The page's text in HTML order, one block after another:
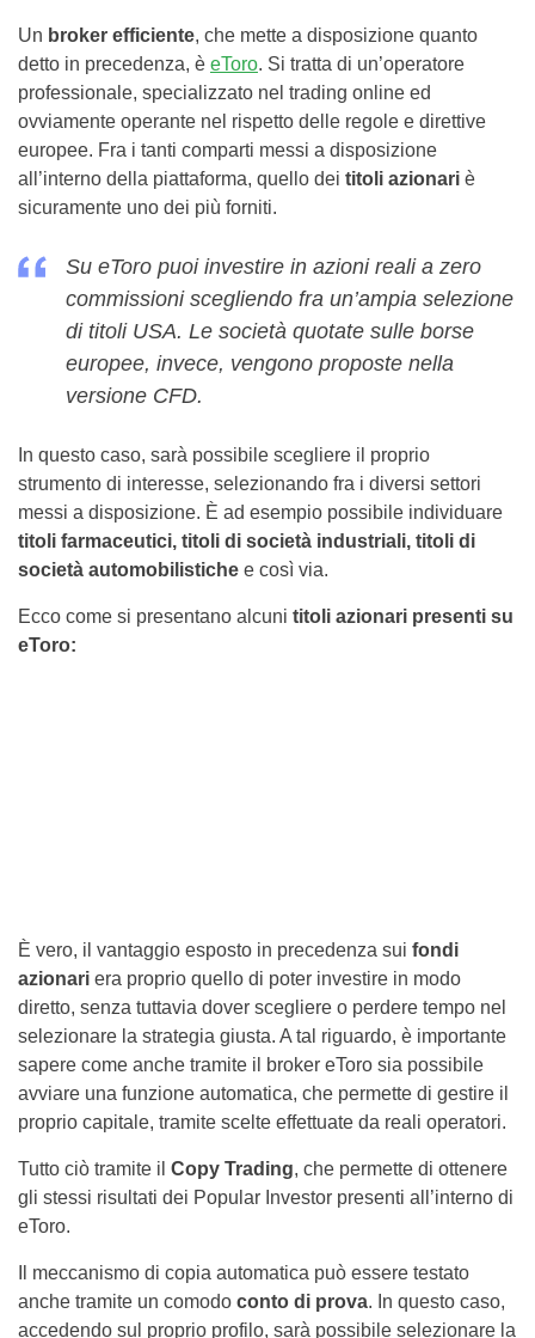
Un broker efficiente, che mette a disposizione quanto
detto in precedenza, è eToro. Si tratta di un’operatore
professionale, specializzato nel trading online ed
ovviamente operante nel rispetto delle regole e direttive
europee. Fra i tanti comparti messi a disposizione
all’interno della piattaforma, quello dei titoli azionari è
sicuramente uno dei più forniti.
Su eToro puoi investire in azioni reali a zero
commissioni scegliendo fra un’ampia selezione
di titoli USA. Le società quotate sulle borse
europee, invece, vengono proposte nella
versione CFD.
In questo caso, sarà possibile scegliere il proprio
strumento di interesse, selezionando fra i diversi settori
messi a disposizione. È ad esempio possibile individuare
titoli farmaceutici, titoli di società industriali, titoli di
società automobilistiche e così via.
Ecco come si presentano alcuni titoli azionari presenti su
eToro:
È vero, il vantaggio esposto in precedenza sui fondi
azionari era proprio quello di poter investire in modo
diretto, senza tuttavia dover scegliere o perdere tempo nel
selezionare la strategia giusta. A tal riguardo, è importante
sapere come anche tramite il broker eToro sia possibile
avviare una funzione automatica, che permette di gestire il
proprio capitale, tramite scelte effettuate da reali operatori.
Tutto ciò tramite il Copy Trading, che permette di ottenere
gli stessi risultati dei Popular Investor presenti all’interno di
eToro.
Il meccanismo di copia automatica può essere testato
anche tramite un comodo conto di prova. In questo caso,
accedendo sul proprio profilo, sarà possibile selezionare la